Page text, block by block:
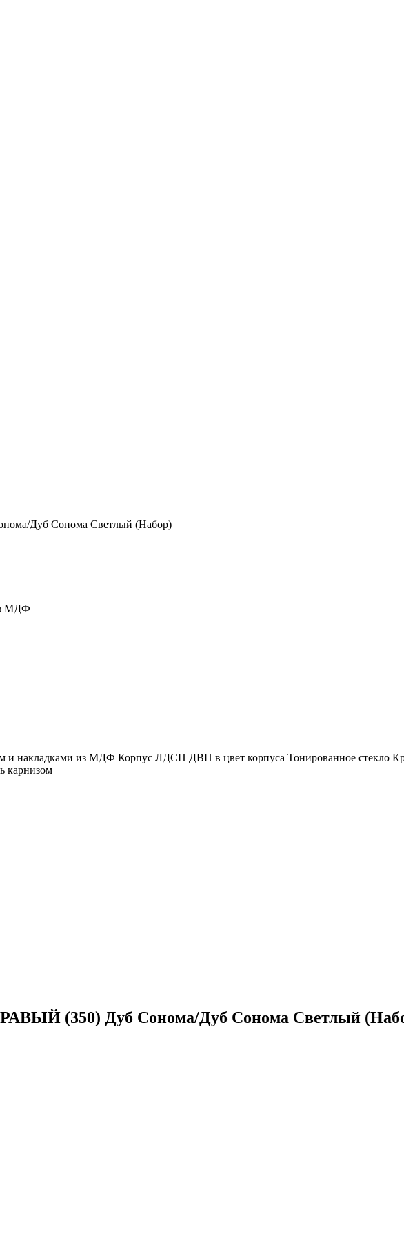
Дуб Сонома Светлый (Набор)
МДФ
накладками из МДФ Корпус ЛДСП ДВП в цвет корпуса Тонированное стекло
карнизом
(350) Дуб Сонома/Дуб Сонома Светлый